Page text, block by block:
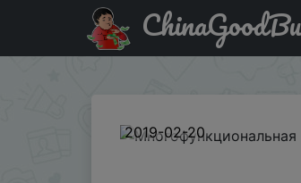
Паридбати з промокодом 4fed42
2019-02-20